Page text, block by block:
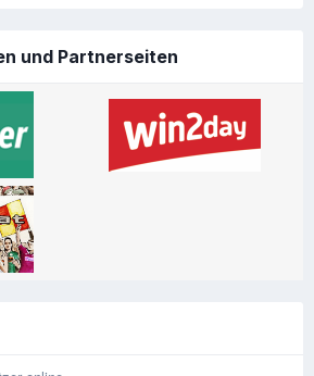
und Partnerseiten